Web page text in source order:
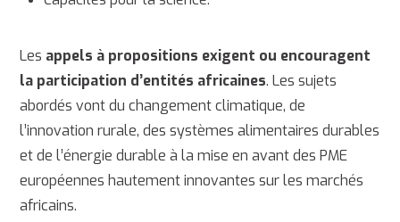
Les appels à propositions exigent ou encouragent
la participation d’entités africaines. Les sujets
abordés vont du changement climatique, de
l’innovation rurale, des systèmes alimentaires durables
et de l’énergie durable à la mise en avant des PME
européennes hautement innovantes sur les marchés
africains.